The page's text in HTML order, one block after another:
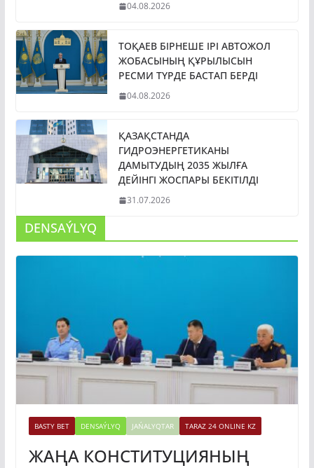
04.08.2026
ТОҚАЕВ БІРНЕШЕ ІРІ АВТОЖОЛ
ЖОБАСЫНЫҢ ҚҰРЫЛЫСЫН
РЕСМИ ТҮРДЕ БАСТАП БЕРДІ
04.08.2026
ҚАЗАҚСТАНДА
ГИДРОЭНЕРГЕТИКАНЫ
ДАМЫТУДЫҢ 2035 ЖЫЛҒА
ДЕЙІНГІ ЖОСПАРЫ БЕКІТІЛДІ
31.07.2026
DENSAÝLYQ
BASTY BET DENSAÝLYQ JAŃALYQTAR TARAZ 24 ONLINE KZ
ЖАҢА КОНСТИТУЦИЯНЫҢ